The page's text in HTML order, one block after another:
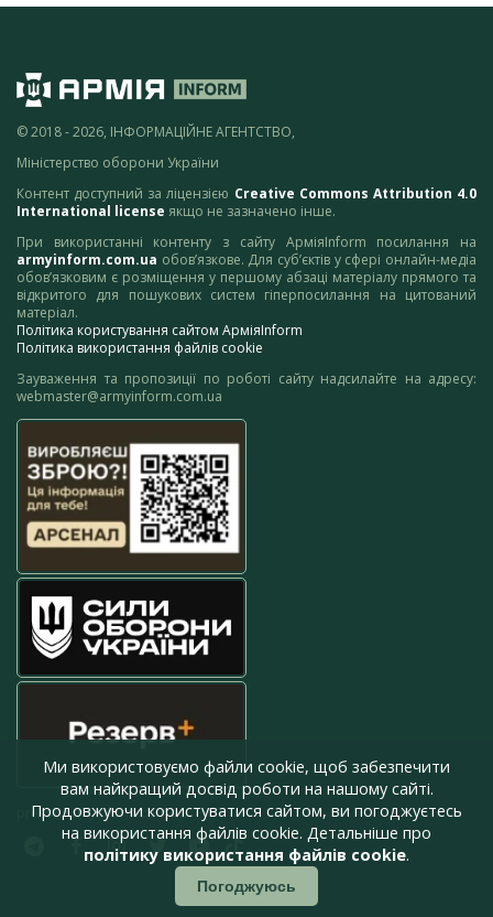
© 2018 - 2026, ІНФОРМАЦІЙНЕ АГЕНТСТВО,
Міністерство оборони України
Контент доступний за ліцензією Creative Commons Attribution 4.0
International license якщо не зазначено інше.
При використанні контенту з сайту АрміяInform посилання на
armyinform.com.ua обов’язкове. Для суб’єктів у сфері онлайн-медіа
обов’язковим є розміщення у першому абзаці матеріалу прямого та
відкритого для пошукових систем гіперпосилання на цитований
матеріал.
Політика користування сайтом АрміяInform
Політика використання файлів cookie
Зауваження та пропозиції по роботі сайту надсилайте на адресу:
webmaster@armyinform.com.ua
press@armyinform.com.ua
Ми використовуємо файли cookie, щоб забезпечити
вам найкращий досвід роботи на нашому сайті.
Продовжуючи користуватися сайтом, ви погоджуєтесь
на використання файлів cookie. Детальніше про
політику використання файлів cookie.
Погоджуюсь